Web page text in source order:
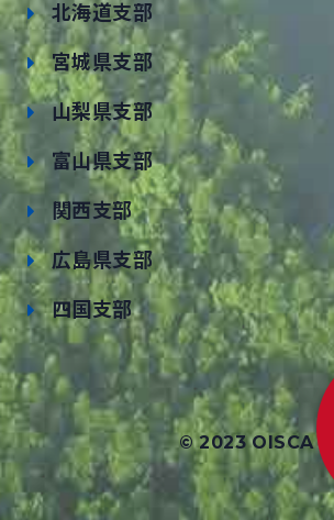
北海道支部
宮城県支部
山梨県支部
富山県支部
関西支部
広島県支部
四国支部
© 2023 OISCA